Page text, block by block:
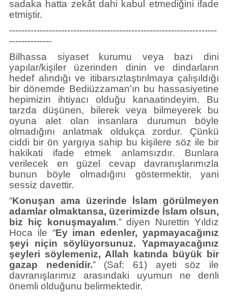
sadaka hatta zekât dahi kabul etmediğini ifade
etmiştir.
--------------------------------------------------------------------
--------------
Bilhassa siyaset kurumu veya bazı dini
yapılar/kişiler üzerinden dinin ve dindarların
hedef alındığı ve itibarsızlaştırılmaya çalışıldığı
bir dönemde Bediüzzaman’ın bu hassasiyetine
hepimizin ihtiyacı olduğu kanaatindeyim. Bu
tarzda düşünen, bilerek veya bilmeyerek bu
oyuna alet olan insanlara durumun böyle
olmadığını anlatmak oldukça zordur. Çünkü
ciddi bir ön yargıya sahip bu kişilere söz ile bir
hakikati ifade etmek anlamsızdır. Bunlara
verilecek en güzel cevap davranışlarımızla
bunun böyle olmadığını göstermektir, yani
sessiz davettir.
“Konuşan ama üzerinde İslam görülmeyen
adamlar olmaktansa, üzerimizde İslam olsun,
biz hiç konuşmayalım.” diyen Nurettin Yıldız
Hoca ile “Ey iman edenler, yapmayacağınız
şeyi niçin söylüyorsunuz. Yapmayacağınız
şeyleri söylemeniz, Allah katında büyük bir
gazap nedenidir.” (Saf: 61) ayeti söz ile
davranışlarımız arasındaki uyumun ne denli
önemli olduğunu belirmektedir.